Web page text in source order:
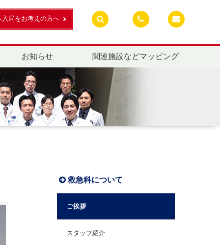
入局をお考えの方へ
お知らせ 関連施設などマッピング
救急科について
ご挨拶
スタッフ紹介